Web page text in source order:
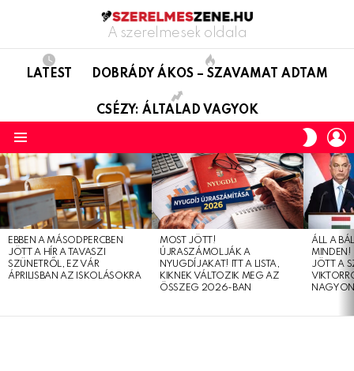
A szerelmesek oldala
LATEST DOBRÁDY ÁKOS – SZAVAMAT ADTAM
CSÉZY: ÁLTALAD VAGYOK
SKIN
LATEST
STORIES
EBBEN A MÁSODPERCBEN
JÖTT A HÍR A TAVASZI
SZÜNETRŐL, EZ VÁR
ÁPRILISBAN AZ ISKOLÁSOKRA
MOST JÖTT!
ÚJRASZÁMOLJÁK A
NYUGDÍJAKAT! ITT A LISTA,
KIKNEK VÁLTOZIK MEG AZ
ÖSSZEG 2026-BAN
ÁLL A
MINDEN!
JÖTT A